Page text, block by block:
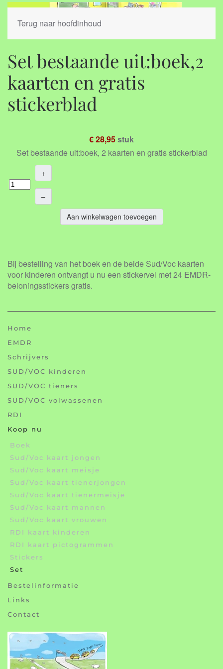
Terug naar hoofdinhoud
Set bestaande uit:boek,2
kaarten en gratis
stickerblad
€ 28,95stuk
Set bestaande uit:boek, 2 kaarten en gratis stickerblad
+
–
Aan winkelwagen toevoegen
Bij bestelling van het boek en de beide Sud/Voc kaarten
voor kinderen ontvangt u nu een stickervel met 24 EMDR-
beloningsstickers gratis.
Home
EMDR
Schrijvers
SUD/VOC kinderen
SUD/VOC tieners
SUD/VOC volwassenen
RDI
Koop nu
Boek
Sud/Voc kaart jongen
Sud/Voc kaart meisje
Sud/Voc kaart tienerjongen
Sud/Voc kaart tienermeisje
Sud/Voc kaart mannen
Sud/Voc kaart vrouwen
RDI kaart kinderen
RDI kaart pictogrammen
Stickers
Set
Bestelinformatie
Links
Contact